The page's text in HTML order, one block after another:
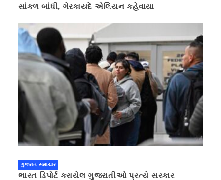
સાંકળ બાંધી, ગેરકાયદે એલિયન કહેવાયા
ગુજરાત સમાચાર
ભારત ડિપોર્ટ કરાયેલ ગુજરાતીઓ પ્રત્યે સરકાર